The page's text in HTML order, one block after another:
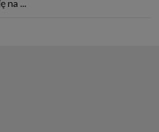
na ...